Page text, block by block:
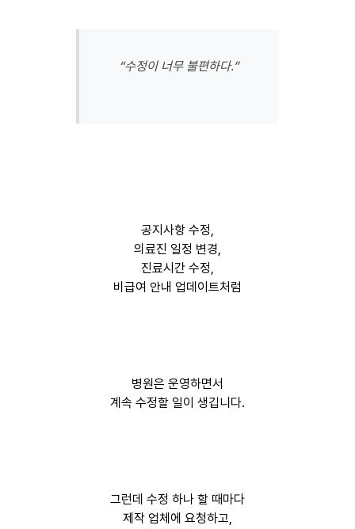
“수정이 너무 불편하다.”
공지사항 수정,
의료진 일정 변경,
진료시간 수정,
비급여 안내 업데이트처럼
병원은 운영하면서
계속 수정할 일이 생깁니다.
그런데 수정 하나 할 때마다
제작 업체에 요청하고,